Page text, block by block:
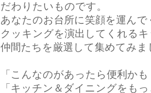
だわりたいものです。
あなたのお台所に笑顔を運ん
クッキングを演出してくれる
仲間たちを厳選して集めてみま
「こんなのがあったら便利か
「キッチン＆ダイニングをもっとお洒落